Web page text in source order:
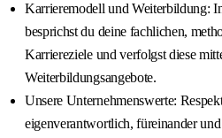
Karrieremodell und Weiterbildung:
besprichst du deine fachlichen,
Karriereziele und verfolgst diese
Weiterbildungsangebote.
Unsere Unternehmenswerte:
eigenverantwortlich, füreinander